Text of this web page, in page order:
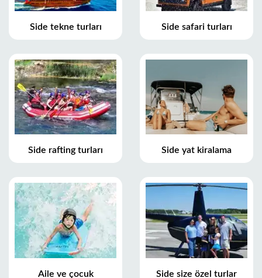
Side tekne turları Side safari turları
Side rafting turları Side yat kiralama
Aile ve çocuk
Side size özel turlar